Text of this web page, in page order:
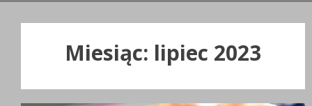
Miesiąc: lipiec 2023